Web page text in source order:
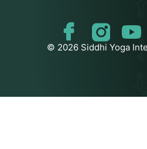
© 2026 Siddhi Yoga